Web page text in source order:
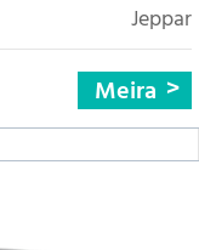
Jeppar
Meira